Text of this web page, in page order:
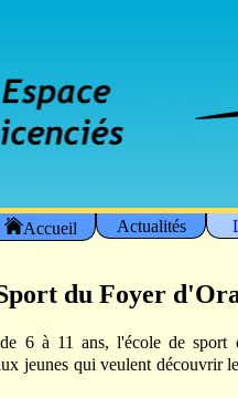
Accueil Actualités
du Foyer
6 à 11 ans, l'école de sport
jeunes qui veulent découvrir